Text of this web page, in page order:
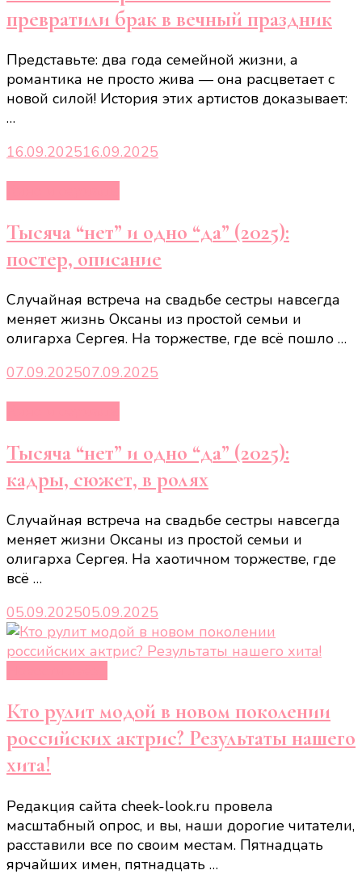
превратили брак в вечный праздник
Представьте: два года семейной жизни, а
романтика не просто жива — она расцветает с
новой силой! История этих артистов доказывает:
…
16.09.202516.09.2025
Тысяча “нет” и одно “да” (2025):
постер, описание
Случайная встреча на свадьбе сестры навсегда
меняет жизнь Оксаны из простой семьи и
олигарха Сергея. На торжестве, где всё пошло …
07.09.202507.09.2025
Тысяча “нет” и одно “да” (2025):
кадры, сюжет, в ролях
Случайная встреча на свадьбе сестры навсегда
меняет жизни Оксаны из простой семьи и
олигарха Сергея. На хаотичном торжестве, где
всё …
05.09.202505.09.2025
Кто рулит модой в новом поколении
российских актрис? Результаты нашего
хита!
Редакция сайта cheek-look.ru провела
масштабный опрос, и вы, наши дорогие читатели,
расставили все по своим местам. Пятнадцать
ярчайших имен, пятнадцать …